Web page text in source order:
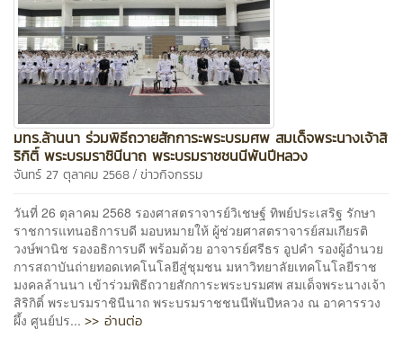
มทร.ล้านนา ร่วมพิธีถวายสักการะพระบรมศพ สมเด็จพระนางเจ้าสิ
ริกิติ์ พระบรมราชินีนาถ พระบรมราชชนนีพันปีหลวง
จันทร์ 27 ตุลาคม 2568 / ข่าวกิจกรรม
วันที่ 26 ตุลาคม 2568 รองศาสตราจารย์วิเชษฐ์ ทิพย์ประเสริฐ รักษา
ราชการแทนอธิการบดี มอบหมายให้ ผู้ช่วยศาสตราจารย์สมเกียรติ
วงษ์พานิช รองอธิการบดี พร้อมด้วย อาจารย์ศรีธร อูปคำ รองผู้อำนวย
การสถาบันถ่ายทอดเทคโนโลยีสู่ชุมชน มหาวิทยาลัยเทคโนโลยีราช
มงคลล้านนา เข้าร่วมพิธีถวายสักการะพระบรมศพ สมเด็จพระนางเจ้า
สิริกิติ์ พระบรมราชินีนาถ พระบรมราชชนนีพันปีหลวง ณ อาคารรวง
ผึ้ง ศูนย์ปร... >> อ่านต่อ